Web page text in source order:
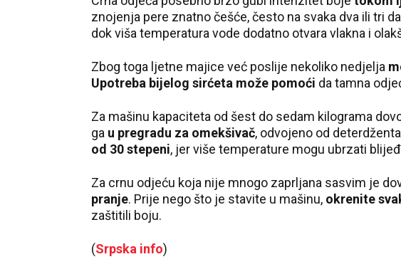
znojenja pere znatno češće, često na svaka dva ili tri
dok viša temperatura vode dodatno otvara vlakna i
Zbog toga ljetne majice već poslije nekoliko nedjelja
Upotreba bijelog sirćeta može pomoći da tamna
Za mašinu kapaciteta od šest do sedam kilograma
ga u pregradu za omekšivač, odvojeno od
od 30 stepeni, jer više temperature mogu ubrzati
Za crnu odjeću koja nije mnogo zaprljana sasvim je
pranje. Prije nego što je stavite u mašinu, okrenite
zaštitili boju.
(Srpska info)